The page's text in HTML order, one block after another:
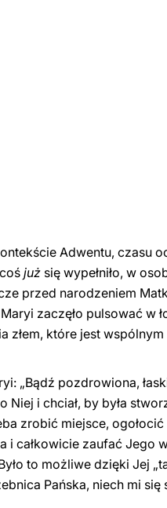
Adwentu, czasu
już się wypełniło, w
przed narodzeniem
zaczęło pulsować w
złem, które jest wspólnym
„Bądź pozdrowiona, łaski
Niej i chciał, by była
zrobić miejsce, ogołocić
i całkowicie zaufać Jego
to możliwe dzięki Jej
Pańska, niech mi się